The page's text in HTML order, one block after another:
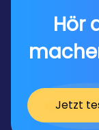
Hör
Jetzt